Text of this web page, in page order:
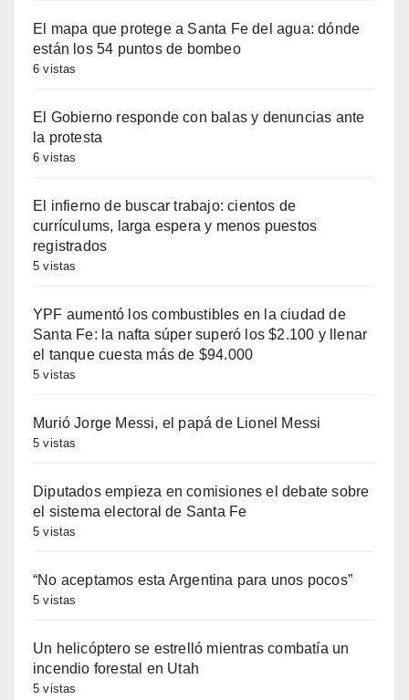
El mapa que protege a Santa Fe del agua: dónde
están los 54 puntos de bombeo
6 vistas
El Gobierno responde con balas y denuncias ante
la protesta
6 vistas
El infierno de buscar trabajo: cientos de
currículums, larga espera y menos puestos
registrados
5 vistas
YPF aumentó los combustibles en la ciudad de
Santa Fe: la nafta súper superó los $2.100 y llenar
el tanque cuesta más de $94.000
5 vistas
Murió Jorge Messi, el papá de Lionel Messi
5 vistas
Diputados empieza en comisiones el debate sobre
el sistema electoral de Santa Fe
5 vistas
“No aceptamos esta Argentina para unos pocos”
5 vistas
Un helicóptero se estrelló mientras combatía un
incendio forestal en Utah
5 vistas